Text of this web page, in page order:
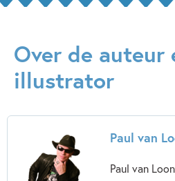
Over de auteur
illustrator
Paul van
Paul van